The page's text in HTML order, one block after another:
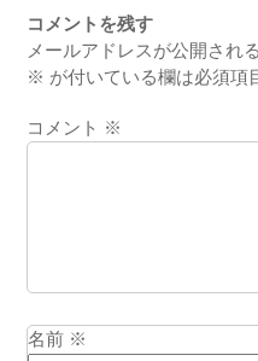
コメントを残す
メールアドレスが公開され
※ が付いている欄は必須項
コメント ※
名前 ※